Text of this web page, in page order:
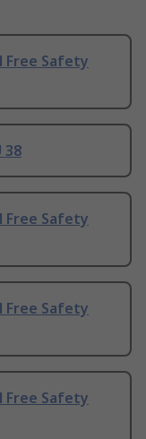
Free Safety
38
Free Safety
Free Safety
Free Safety